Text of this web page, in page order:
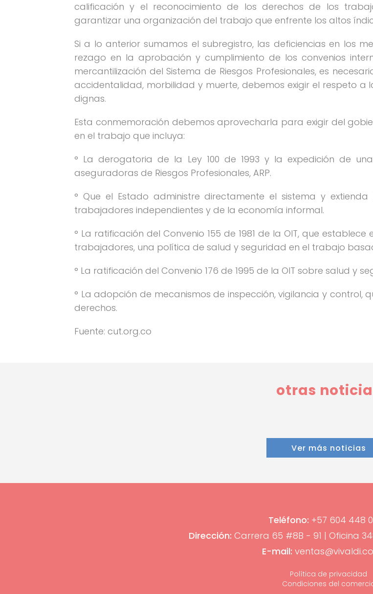
calificación y el reconocimiento de los derechos de los
garantizar una organización del trabajo que enfrente los altos
Si a lo anterior sumamos el subregistro, las deficiencias en los
rezago en la aprobación y cumplimiento de los convenios
mercantilización del Sistema de Riesgos Profesionales, es
accidentalidad, morbilidad y muerte, debemos exigir el respeto
dignas.
Esta conmemoración debemos aprovecharla para exigir del
en el trabajo que incluya:
° La derogatoria de la Ley 100 de 1993 y la expedición de
aseguradoras de Riesgos Profesionales, ARP.
° Que el Estado administre directamente el sistema y
trabajadores independientes y de la economía informal.
° La ratificación del Convenio 155 de 1981 de la OIT, que
trabajadores, una política de salud y seguridad en el trabajo
° La ratificación del Convenio 176 de 1995 de la OIT sobre salud y
° La adopción de mecanismos de inspección, vigilancia y control,
derechos.
Fuente: cut.org.co
otras
Ver más noticias
Teléfono: +57 604 448
Dirección: Carrera 65 #8B - 91 | Oficina
E-mail:
Política de privacidad
Condiciones del